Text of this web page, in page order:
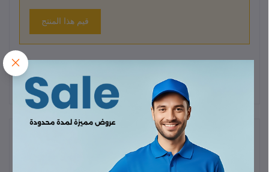
قيم هذا المنتج
لا يوجد هناك مراجعات لهذا المنتج حتى الآن.